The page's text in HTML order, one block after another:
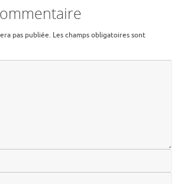
pas publiée. Les champs obligatoires sont